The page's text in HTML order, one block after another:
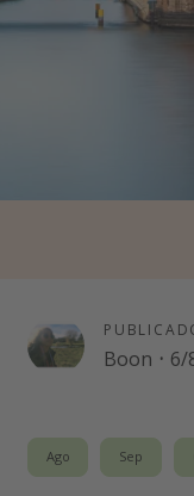
Boon · 6/
Ago Sep